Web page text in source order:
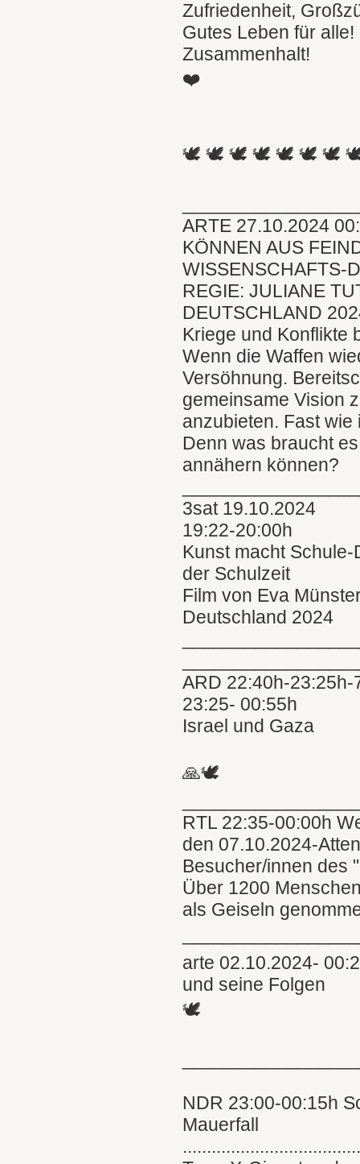
Zufriedenheit,
Gutes Leben für alle!
Zusammenhalt!
❤️
🕊 🕊 🕊 🕊 🕊 🕊 🕊
ARTE 27.10.2024
KÖNNEN AUS
WISSENSCHAFTS-
REGIE: JULIANE
DEUTSCHLAND
Kriege und Konflikte
Wenn die Waffen
Versöhnung.
gemeinsame Vision
anzubieten. Fast
Denn was braucht
annähern können?
3sat 19.10.2024
19:22-20:00h
Kunst macht
der Schulzeit
Film von Eva
Deutschland 2024
ARD 22:40h-
23:25- 00:55h
Israel und Gaza
🙏🕊
RTL 22:35-00:00h
den 07.10.2024-
Besucher/innen des
Über 1200
als Geiseln
arte 02.10.2024-
und seine Folgen
🕊
NDR 23:00-00:15h
Mauerfall